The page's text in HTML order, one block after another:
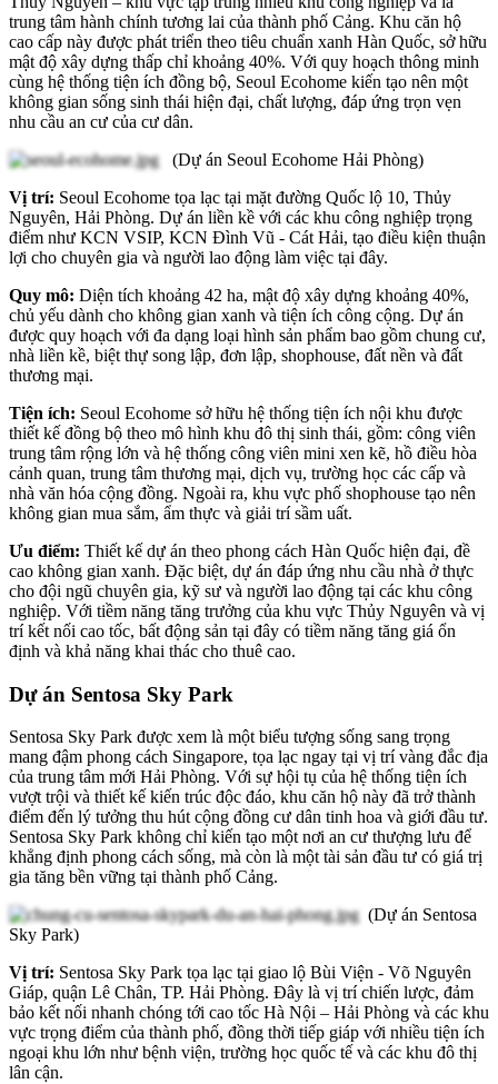
trung tâm hành chính tương lai của thành phố Cảng. Khu căn hộ
cao cấp này được phát triển theo tiêu chuẩn xanh Hàn Quốc, sở hữu
mật độ xây dựng thấp chỉ khoảng 40%. Với quy hoạch thông minh
cùng hệ thống tiện ích đồng bộ, Seoul Ecohome kiến tạo nên một
không gian sống sinh thái hiện đại, chất lượng, đáp ứng trọn vẹn
nhu cầu an cư của cư dân.
(Dự án Seoul Ecohome Hải Phòng)
Vị trí: Seoul Ecohome tọa lạc tại mặt đường Quốc lộ 10, Thủy
Nguyên, Hải Phòng. Dự án liền kề với các khu công nghiệp trọng
điểm như KCN VSIP, KCN Đình Vũ - Cát Hải, tạo điều kiện thuận
lợi cho chuyên gia và người lao động làm việc tại đây.
Quy mô: Diện tích khoảng 42 ha, mật độ xây dựng khoảng 40%,
chủ yếu dành cho không gian xanh và tiện ích công cộng. Dự án
được quy hoạch với đa dạng loại hình sản phẩm bao gồm chung cư,
nhà liền kề, biệt thự song lập, đơn lập, shophouse, đất nền và đất
thương mại.
Tiện ích: Seoul Ecohome sở hữu hệ thống tiện ích nội khu được
thiết kế đồng bộ theo mô hình khu đô thị sinh thái, gồm: công viên
trung tâm rộng lớn và hệ thống công viên mini xen kẽ, hồ điều hòa
cảnh quan, trung tâm thương mại, dịch vụ, trường học các cấp và
nhà văn hóa cộng đồng. Ngoài ra, khu vực phố shophouse tạo nên
không gian mua sắm, ẩm thực và giải trí sầm uất.
Ưu điểm: Thiết kế dự án theo phong cách Hàn Quốc hiện đại, đề
cao không gian xanh. Đặc biệt, dự án đáp ứng nhu cầu nhà ở thực
cho đội ngũ chuyên gia, kỹ sư và người lao động tại các khu công
nghiệp. Với tiềm năng tăng trưởng của khu vực Thủy Nguyên và vị
trí kết nối cao tốc, bất động sản tại đây có tiềm năng tăng giá ổn
định và khả năng khai thác cho thuê cao.
Dự án Sentosa Sky Park
Sentosa Sky Park được xem là một biểu tượng sống sang trọng
mang đậm phong cách Singapore, tọa lạc ngay tại vị trí vàng đắc địa
của trung tâm mới Hải Phòng. Với sự hội tụ của hệ thống tiện ích
vượt trội và thiết kế kiến trúc độc đáo, khu căn hộ này đã trở thành
điểm đến lý tưởng thu hút cộng đồng cư dân tinh hoa và giới đầu tư.
Sentosa Sky Park không chỉ kiến tạo một nơi an cư thượng lưu để
khẳng định phong cách sống, mà còn là một tài sản đầu tư có giá trị
gia tăng bền vững tại thành phố Cảng.
(Dự án Sentosa
Sky Park)
Vị trí: Sentosa Sky Park tọa lạc tại giao lộ Bùi Viện - Võ Nguyên
Giáp, quận Lê Chân, TP. Hải Phòng. Đây là vị trí chiến lược, đảm
bảo kết nối nhanh chóng tới cao tốc Hà Nội – Hải Phòng và các khu
vực trọng điểm của thành phố, đồng thời tiếp giáp với nhiều tiện ích
ngoại khu lớn như bệnh viện, trường học quốc tế và các khu đô thị
lân cận.